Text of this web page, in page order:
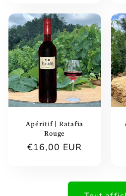
Apéritif | Ratafia
Rouge
Prix
€16,00 EUR